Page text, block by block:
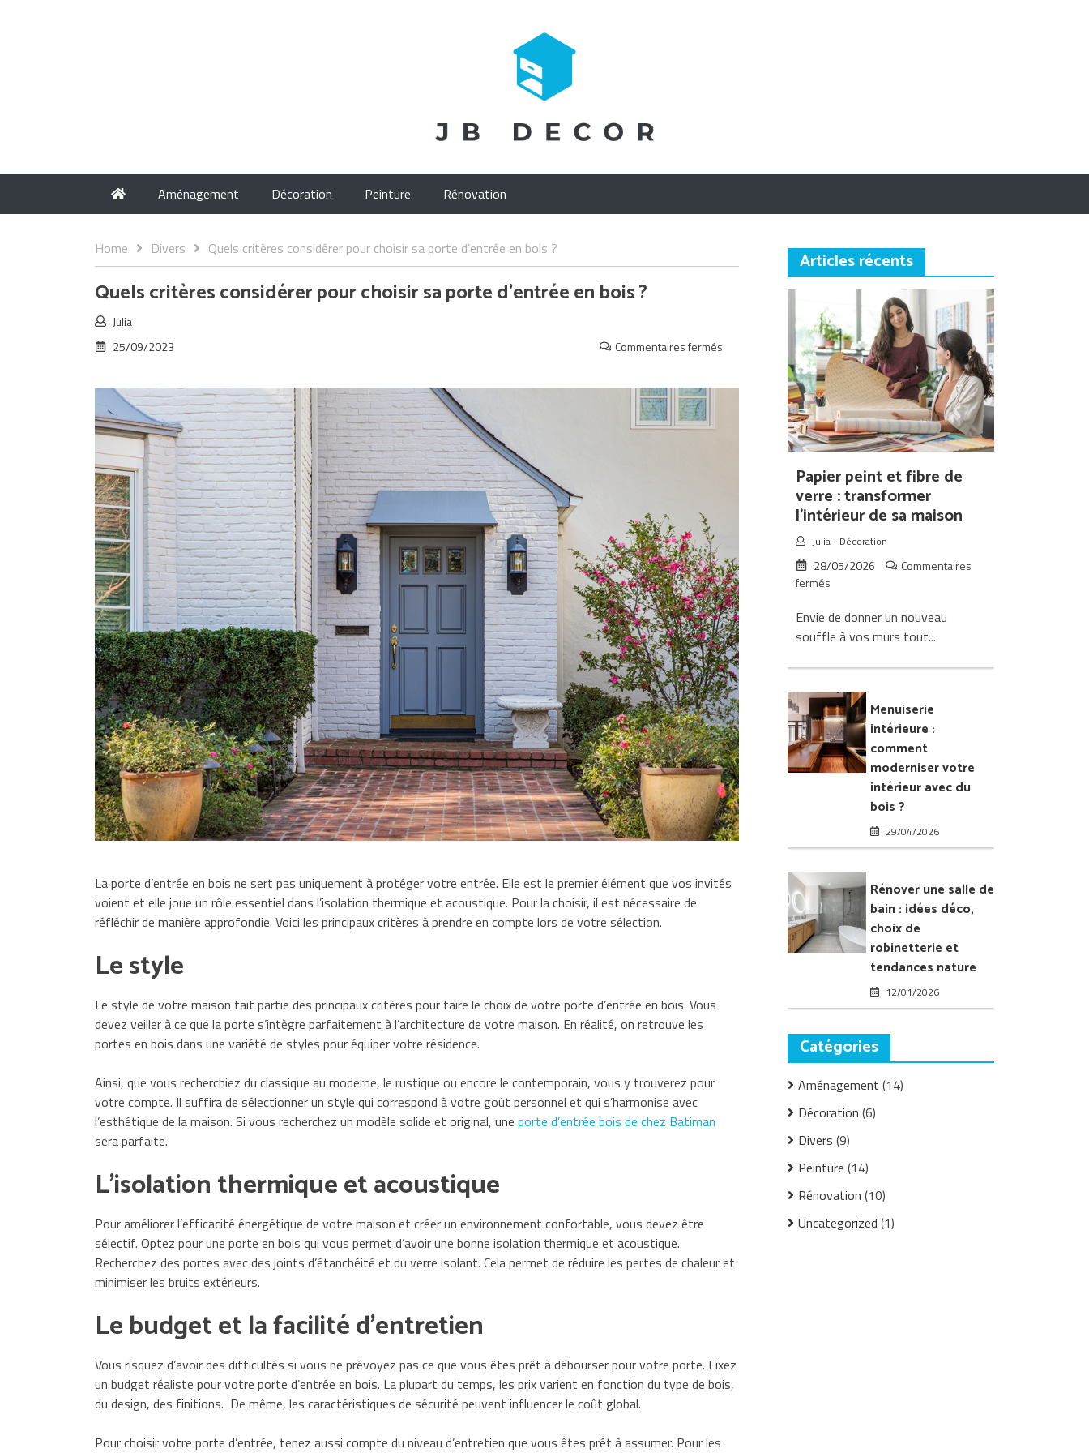
Aménagement Décoration Peinture Rénovation
Home Divers Quels critères considérer pour choisir sa porte d’entrée en bois ?
Quels critères considérer pour choisir sa porte d’entrée en bois ?
Julia
25/09/2023
Commentaires fermés
La porte d’entrée en bois ne sert pas uniquement à protéger votre entrée. Elle est le premier élément que vos invités
voient et elle joue un rôle essentiel dans l’isolation thermique et acoustique. Pour la choisir, il est nécessaire de
réfléchir de manière approfondie. Voici les principaux critères à prendre en compte lors de votre sélection.
Le style
Le style de votre maison fait partie des principaux critères pour faire le choix de votre porte d’entrée en bois. Vous
devez veiller à ce que la porte s’intègre parfaitement à l’architecture de votre maison. En réalité, on retrouve les
portes en bois dans une variété de styles pour équiper votre résidence.
Ainsi, que vous recherchiez du classique au moderne, le rustique ou encore le contemporain, vous y trouverez pour
votre compte. Il suffira de sélectionner un style qui correspond à votre goût personnel et qui s’harmonise avec
l’esthétique de la maison. Si vous recherchez un modèle solide et original, une porte d’entrée bois de chez Batiman
sera parfaite.
L’isolation thermique et acoustique
Pour améliorer l’efficacité énergétique de votre maison et créer un environnement confortable, vous devez être
sélectif. Optez pour une porte en bois qui vous permet d’avoir une bonne isolation thermique et acoustique.
Recherchez des portes avec des joints d’étanchéité et du verre isolant. Cela permet de réduire les pertes de chaleur et
minimiser les bruits extérieurs.
Le budget et la facilité d’entretien
Vous risquez d’avoir des difficultés si vous ne prévoyez pas ce que vous êtes prêt à débourser pour votre porte. Fixez
un budget réaliste pour votre porte d’entrée en bois. La plupart du temps, les prix varient en fonction du type de bois,
du design, des finitions. De même, les caractéristiques de sécurité peuvent influencer le coût global.
Pour choisir votre porte d’entrée, tenez aussi compte du niveau d’entretien que vous êtes prêt à assumer. Pour les
Articles récents
Papier peint et fibre de
verre : transformer
l’intérieur de sa maison
Julia- Décoration
28/05/2026
Commentaires
fermés
peint
et
de
:
transformer
l’intérieur
de
sa
Envie de donner un nouveau
souffle à vos murs tout...
Menuiserie
intérieure :
comment
moderniser votre
intérieur avec du
bois ?
29/04/2026
Rénover une salle de
bain : idées déco,
choix de
robinetterie et
tendances nature
12/01/2026
Catégories
Aménagement (14)
Décoration (6)
Divers (9)
Peinture (14)
Rénovation (10)
Uncategorized (1)